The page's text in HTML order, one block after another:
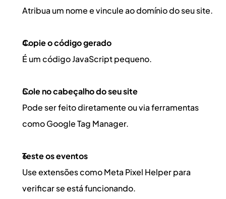
Atribua um nome e vincule ao domínio do seu site.
Copie o código gerado
É um código JavaScript pequeno.
Cole no cabeçalho do seu site
Pode ser feito diretamente ou via ferramentas
como Google Tag Manager.
Teste os eventos
Use extensões como Meta Pixel Helper para
verificar se está funcionando.